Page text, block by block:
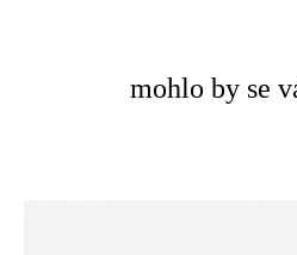
mohlo by se